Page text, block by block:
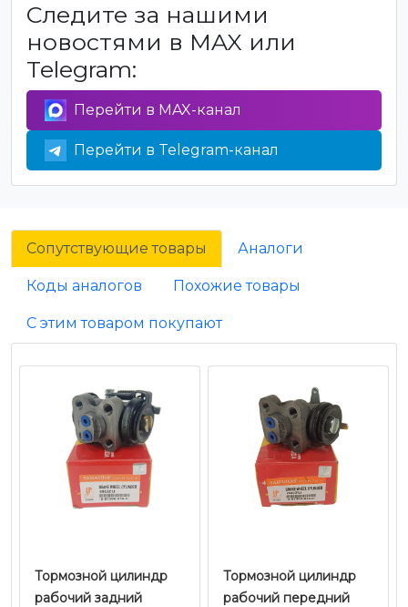
Следите за нашими
новостями в MAX или
Telegram:
Перейти в MAX-канал
Перейти в Telegram-канал
Сопутствующие товары Аналоги
Коды аналогов Похожие товары
С этим товаром покупают
Тормозной цилиндр
рабочий задний
Тормозной цилиндр
рабочий передний